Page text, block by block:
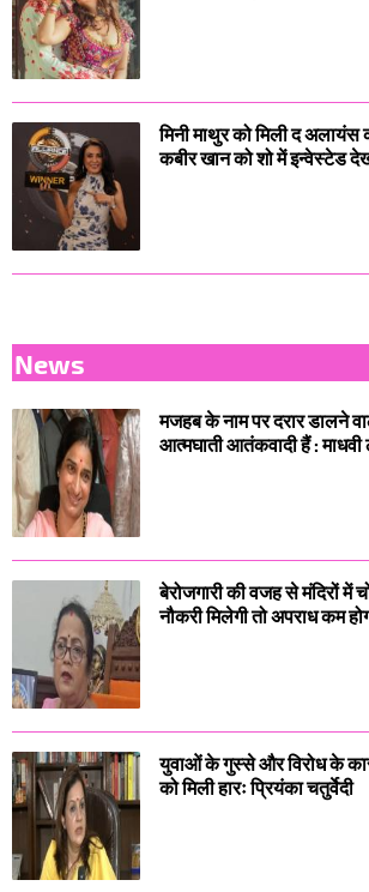
मिनी माथुर को मिली द अलायंस
कबीर खान को शो में इन्वेस्टेड
News
मजहब के नाम पर दरार डालने
आत्मघाती आतंकवादी हैं : माधवी
बेरोजगारी की वजह से मंदिरों में
नौकरी मिलेगी तो अपराध कम
युवाओं के गुस्से और विरोध के
को मिली हारः प्रियंका चतुर्वेदी